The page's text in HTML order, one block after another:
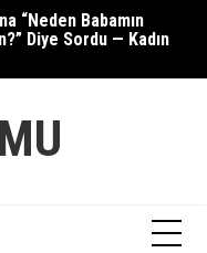
“Neden Babamın
Diye Sordu — Kadın